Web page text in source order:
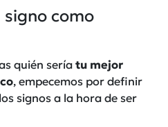
signo como
quién sería tu mejor
, empecemos por definir
signos a la hora de ser